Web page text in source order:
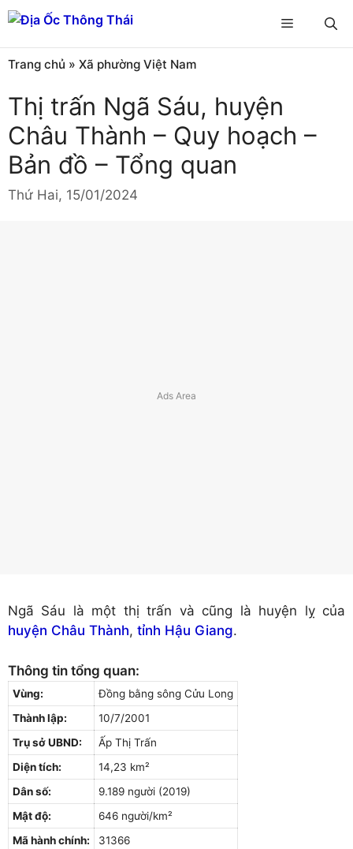
Chuyển
đến
nội
dung
Menu
Trang chủ » Xã phường Việt Nam
Thị trấn Ngã Sáu, huyện
Châu Thành – Quy hoạch –
Bản đồ – Tổng quan
Thứ Hai, 15/01/2024
Ngã Sáu là một thị trấn và cũng là huyện lỵ của
huyện Châu Thành, tỉnh Hậu Giang.
Thông tin tổng quan:
Vùng:
Đồng bằng sông Cửu Long
Thành lập:
10/7/2001
Trụ sở UBND:
Ấp Thị Trấn
Diện tích:
14,23 km²
Dân số:
9.189 người (2019)
Mật độ:
646 người/km²
Mã hành chính:
31366